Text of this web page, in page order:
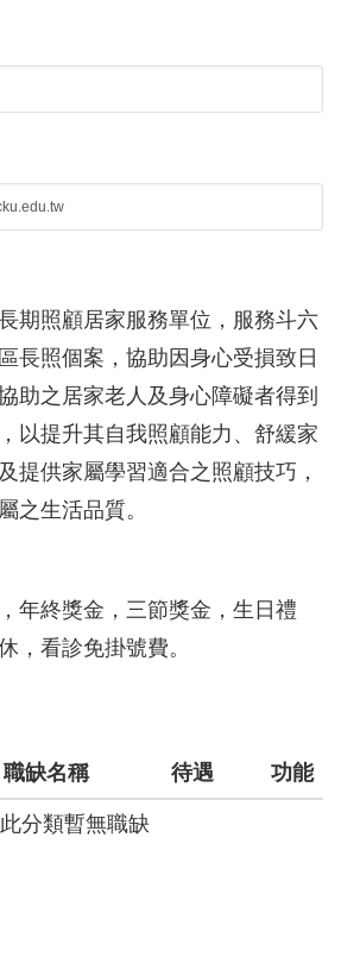
期照顧居家服務單位，服務斗六
長照個案，協助因身心受損致日
助之居家老人及身心障礙者得到
以提升其自我照顧能力、舒緩家
提供家屬學習適合之照顧技巧，
之生活品質。
年終獎金，三節獎金，生日禮
，看診免掛號費。
職缺名稱 待遇 功能
此分類暫無職缺